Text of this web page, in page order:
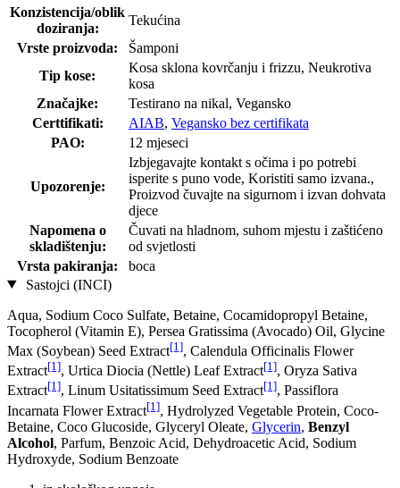
Konzistencija/oblik
doziranja:
Tekućina
Vrste proizvoda:
Šamponi
Tip kose:
Kosa sklona kovrčanju i frizzu, Neukrotiva
kosa
Značajke:
Testirano na nikal, Vegansko
Certtifikati:
AIAB, Vegansko bez certifikata
PAO:
12 mjeseci
Upozorenje:
Izbjegavajte kontakt s očima i po potrebi
isperite s puno vode, Koristiti samo izvana.,
Proizvod čuvajte na sigurnom i izvan dohvata
djece
Napomena o
skladištenju:
Čuvati na hladnom, suhom mjestu i zaštićeno
od svjetlosti
Vrsta pakiranja:
boca
Sastojci (INCI)
Aqua, Sodium Coco­ Sulfate, Betaine, Cocamidopropyl Betaine,
Tocopherol (Vitamin E), Persea Gratissima (Avocado) Oil, Glycine
Max (Soybean) Seed Extract[1], Calendula Officinalis Flower
Extract[1], Urtica Diocia (Nettle) Leaf Extract[1], Oryza Sativa
Extract[1], Linum Usitatissimum Seed Extract[1], Passiflora
Incarnata Flower Extract[1], Hydrolyzed Vegetable Protein, Coco-
Betaine, Coco Glucoside, Glyceryl Oleate, Glycerin, Benzyl
Alcohol, Parfum, Benzoic Acid, Dehydroacetic Acid, Sodium
Hydroxyde, Sodium Benzoate